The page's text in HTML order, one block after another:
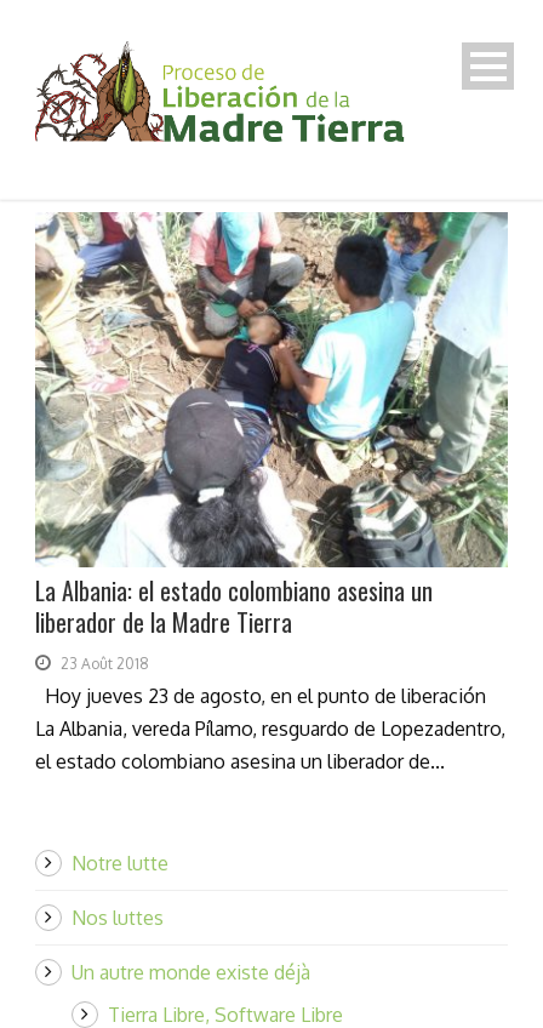
La Albania: el estado colombiano asesina un
liberador de la Madre Tierra
23 Août 2018
Hoy jueves 23 de agosto, en el punto de liberación
La Albania, vereda Pílamo, resguardo de Lopezadentro,
el estado colombiano asesina un liberador de...
Notre lutte
Nos luttes
Un autre monde existe déjà
Tierra Libre, Software Libre